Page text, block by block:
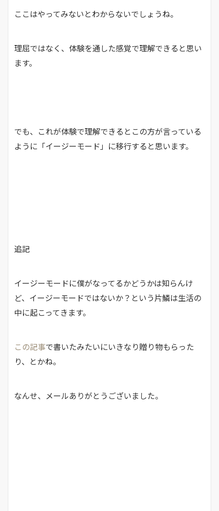
ここはやってみないとわからないでしょうね。
理屈ではなく、体験を通した感覚で理解できると思い
ます。
でも、これが体験で理解できるとこの方が言っている
ように「イージーモード」に移行すると思います。
追記
イージーモードに僕がなってるかどうかは知らんけ
ど、イージーモードではないか？という片鱗は生活の
中に起こってきます。
この記事で書いたみたいにいきなり贈り物もらった
り、とかね。
なんせ、メールありがとうございました。